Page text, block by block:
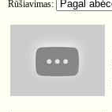
Rūšiavimas: